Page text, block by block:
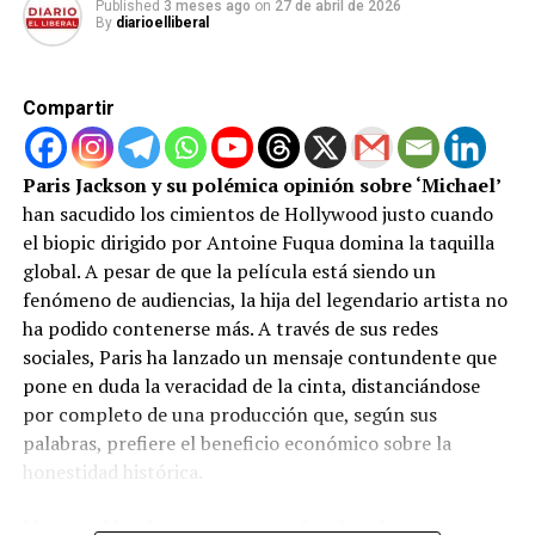
En este nuevo ecosistema nos encontramos a un José
pasado en este tipo de historias nunca pide permiso
para volver. Un violento tiroteo y la interceptación de
un millonario cargamento de cocaína lo empujan de
nuevo al ojo del huracán. Alguien lo quiere muerto o
entre rejas, y la tregua ha terminado.
El rugido de ‘La Rubia’ y un reparto en
estado de gracia
Si bien Álex García vuelve a devorar la pantalla con una
interpretación magnética, el verdadero golpe sobre la
mesa en esta temporada lo da Teresa Riott. Su
personaje, «La Rubia», asume un protagonismo absoluto
Published 3 meses ago on 27 de abril de 2026
By diarioelliberal
Compartir
Paris Jackson y su polémica opinión sobre ‘Michael’
han sacudido los cimientos de Hollywood justo cuando
el biopic dirigido por Antoine Fuqua domina la taquilla
global. A pesar de que la película está siendo un
fenómeno de audiencias, la hija del legendario artista no
ha podido contenerse más. A través de sus redes
sociales, Paris ha lanzado un mensaje contundente que
pone en duda la veracidad de la cinta, distanciándose
por completo de una producción que, según sus
palabras, prefiere el beneficio económico sobre la
honestidad histórica.